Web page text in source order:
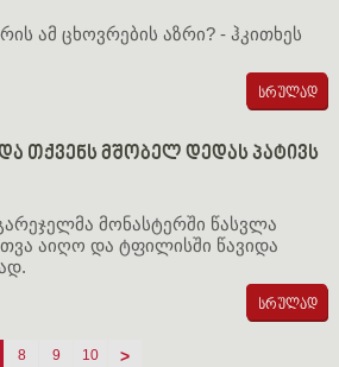
ამ ცხოვრების აზრი? - ჰკითხეს
თქვენს მშობელ დედას პატივს
მონასტერში წასვლა
აიღო და ტფილისში წავიდა
8 9 10 >